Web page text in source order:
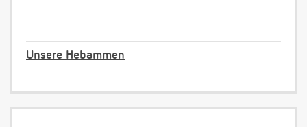
Unsere Hebammen